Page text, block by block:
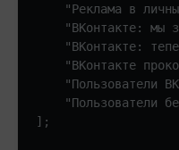
"Реклама в
"ВКонтакте: мы
"ВКонтакте:
"ВКонтакте
"Пользователи
"Пользователи
];